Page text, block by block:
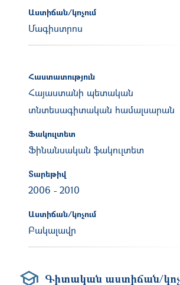
Աստիճան/կոչում
Մագիստրոս
Հաստատություն
Հայաստանի պետական
տնտեսագիտական համալսարան
Ֆակուլտետ
Ֆինանսական ֆակուլտետ
Տարեթիվ
2006 - 2010
Աստիճան/կոչում
Բակալավր
Գիտական աստիճան/